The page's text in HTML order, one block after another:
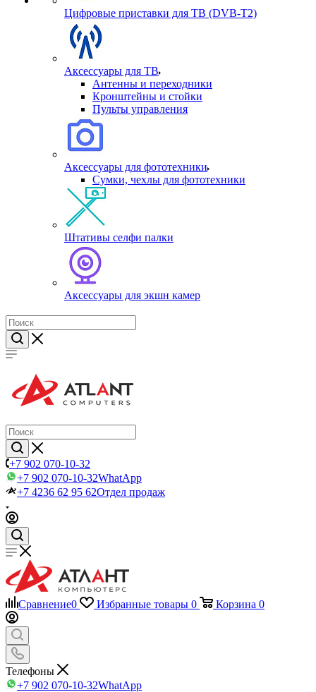
Цифровые приставки для ТВ (DVB-T2)
Аксессуары для ТВ
Антенны и переходники
Кронштейны и стойки
Пульты управления
Аксессуары для фототехники
Сумки, чехлы для фототехники
Штативы селфи палки
Аксессуары для экшн камер
+7 902 070-10-32
+7 902 070-10-32WhatApp
+7 4236 62 95 62Отдел продаж
Сравнение0 Избранные товары 0 Корзина 0
Телефоны
+7 902 070-10-32WhatApp